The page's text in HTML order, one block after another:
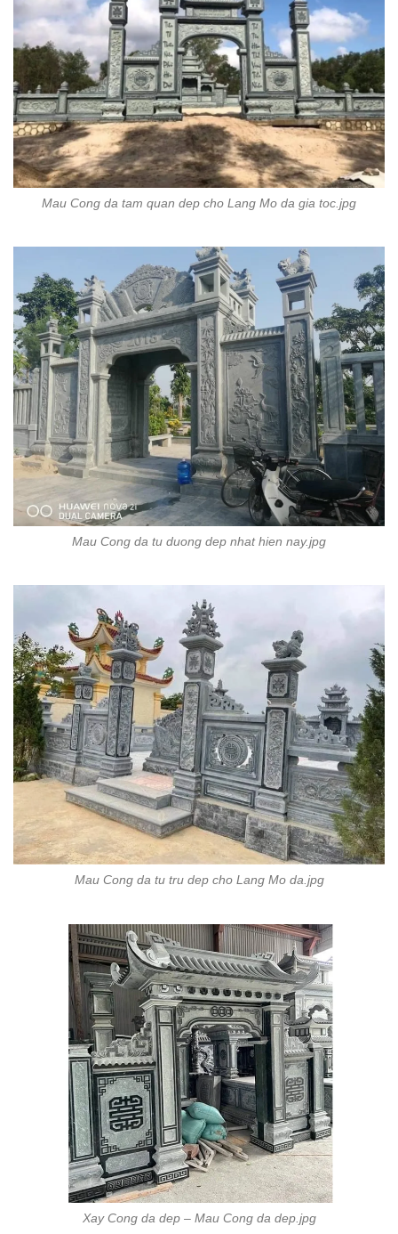
Mau Cong da tam quan dep cho Lang Mo da gia toc.jpg
Mau Cong da tu duong dep nhat hien nay.jpg
Mau Cong da tu tru dep cho Lang Mo da.jpg
Xay Cong da dep – Mau Cong da dep.jpg